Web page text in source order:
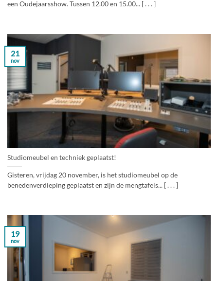
een Oudejaarsshow. Tussen 12.00 en 15.00... [ . . . ]
Studiomeubel en techniek geplaatst!
Gisteren, vrijdag 20 november, is het studiomeubel op de
benedenverdieping geplaatst en zijn de mengtafels... [ . . . ]
21
nov
19
nov